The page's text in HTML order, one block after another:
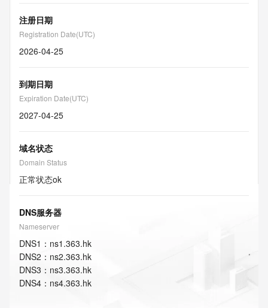
注册日期
Registration Date(UTC)
2026-04-25
到期日期
Expiration Date(UTC)
2027-04-25
域名状态
Domain Status
正常状态ok
DNS服务器
Nameserver
DNS1 ： ns1.363.hk
DNS2 ： ns2.363.hk
DNS3 ： ns3.363.hk
DNS4 ： ns4.363.hk